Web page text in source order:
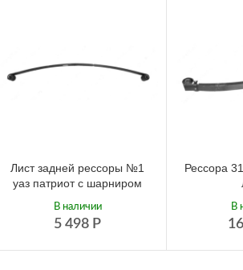
Лист задней рессоры №1
уаз патриот с шарниром
5 498 Р
В наличии
Рессора
В